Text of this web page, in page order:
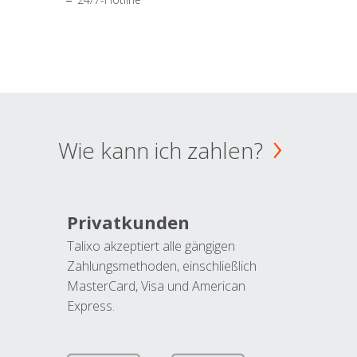
Wie kann ich zahlen?
Privatkunden
Talixo akzeptiert alle gängigen
Zahlungsmethoden, einschließlich
MasterCard, Visa und American
Express.